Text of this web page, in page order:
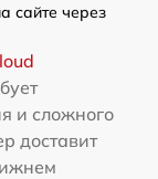
сайте через
и сложного
доставит